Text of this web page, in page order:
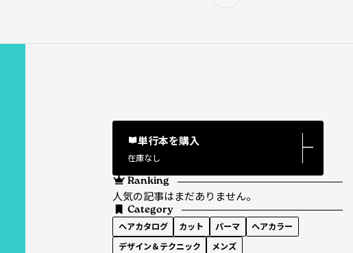
単行本を購入
在庫なし
―
Ranking
人気の記事はまだありません。
Category
ヘアカタログ カット パーマ
ヘアカラー
デザイン＆テクニック
メンズ